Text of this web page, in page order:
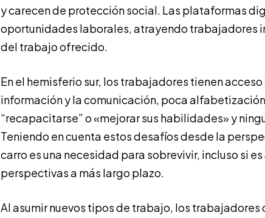
y carecen de protección social. Las plataformas
oportunidades laborales, atrayendo trabajadores
del trabajo ofrecido.
En el hemisferio sur, los trabajadores tienen
información y la comunicación, poca
“recapacitarse” o «mejorar sus habilidades» y
Teniendo en cuenta estos desafíos desde la
carro es una necesidad para sobrevivir, incluso si
perspectivas a más largo plazo.
Al asumir nuevos tipos de trabajo, los